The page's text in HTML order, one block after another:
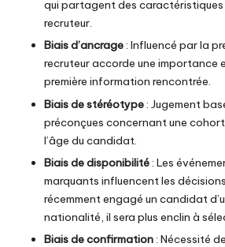
qui partagent des caractéristiques
recruteur.
Biais d’ancrage: Influencé par la
recruteur accorde une importance
première information rencontrée.
Biais de stéréotype: Jugement
préconçues concernant une
l’âge du candidat.
Biais de disponibilité: Les
marquants influencent les
récemment engagé un candidat
nationalité, il sera plus enclin à
Biais de confirmation: Nécessité